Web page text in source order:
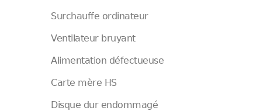
Surchauffe ordinateur
Ventilateur bruyant
Alimentation défectueuse
Carte mère HS
Disque dur endommagé